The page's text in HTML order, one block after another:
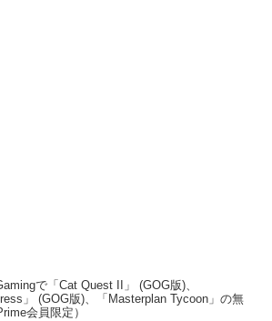
で「Cat Quest II」 (GOG版)、
」 (GOG版)、「Masterplan Tycoon」の無
会員限定）